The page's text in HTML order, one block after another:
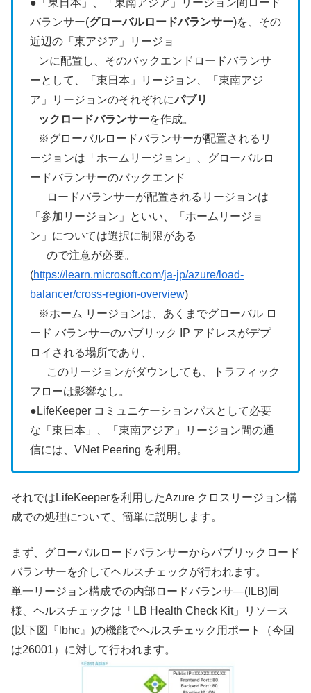
バランサー(グローバルロードバランサー)を、その
近辺の「東アジア」リージョ
ンに配置し、そのバックエンドロードバランサ
ーとして、「東日本」リージョン、「東南アジ
ア」リージョンのそれぞれにパブリ
ックロードバランサーを作成。
※グローバルロードバランサーが配置されるリ
ージョンは「ホームリージョン」、グローバルロ
ードバランサーのバックエンド
ロードバランサーが配置されるリージョンは
「参加リージョン」といい、「ホームリージョ
ン」については選択に制限がある
ので注意が必要。
(https://learn.microsoft.com/ja-jp/azure/load-
balancer/cross-region-overview)
※ホーム リージョンは、あくまでグローバル ロ
ード バランサーのパブリック IP アドレスがデプ
ロイされる場所であり、
このリージョンがダウンしても、トラフィック
フローは影響なし。
●LifeKeeper コミュニケーションパスとして必要
な「東日本」、「東南アジア」リージョン間の通
信には、VNet Peering を利用。
それではLifeKeeperを利用したAzure クロスリージョン構
成での処理について、簡単に説明します。
まず、グローバルロードバランサーからパブリックロード
バランサーを介してヘルスチェックが行われます。
単一リージョン構成での内部ロードバランサ―(ILB)同
様、ヘルスチェックは「LB Health Check Kit」リソース
(以下図『lbhc』)の機能でヘルスチェック用ポート（今回
は26001）に対して行われます。